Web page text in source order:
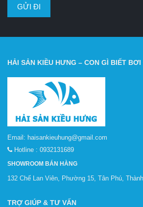
HẢI SẢN KIỀU HƯNG – CON GÌ BIẾT
Email: haisankieuhung@gmail.com
Hotline : 0932131689
SHOWROOM BÁN HÀNG
132 Chế Lan Viên, Phường 15, Tân Phú,
TRỢ GIÚP & TƯ VẤN